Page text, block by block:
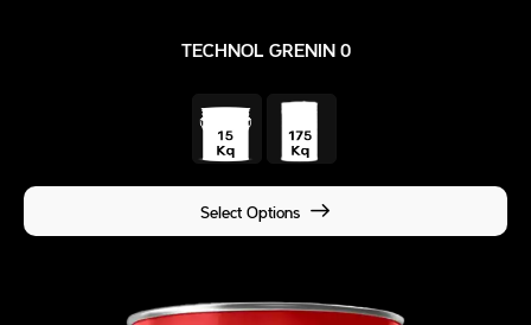
TECHNOL GRENIN 0
Select Options